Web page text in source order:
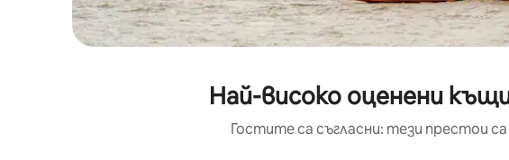
Най-високо оценени
Гостите са съгласни: тези престои